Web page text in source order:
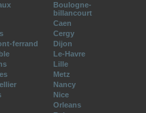
Boulogne-
billancourt
Caen
Cergy
ferrand
Dijon
Le-Havre
Lille
Metz
Nancy
Nice
Orleans